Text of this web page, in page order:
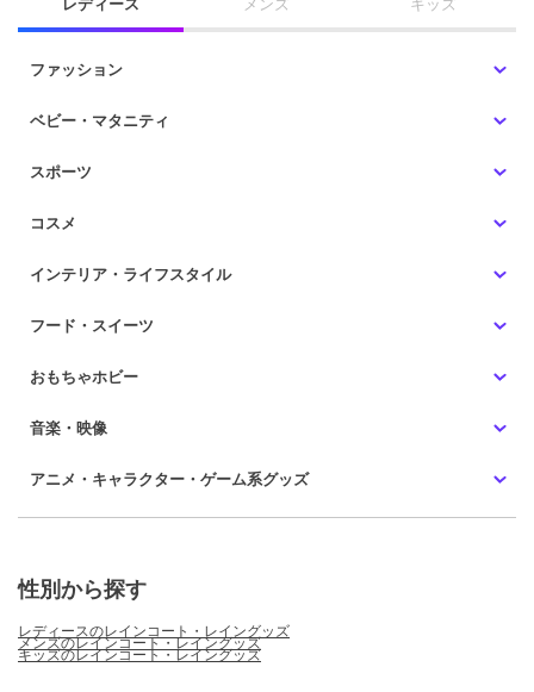
レディース メンズ キッズ
ファッション
ベビー・マタニティ
スポーツ
コスメ
インテリア・ライフスタイル
フード・スイーツ
おもちゃホビー
音楽・映像
アニメ・キャラクター・ゲーム系グッズ
性別から探す
レディースのレインコート・レイングッズ
メンズのレインコート・レイングッズ
キッズのレインコート・レイングッズ